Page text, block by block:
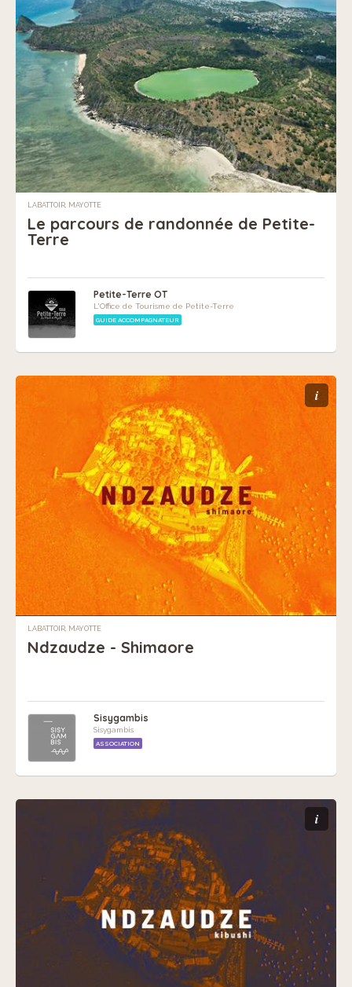
LABATTOIR, MAYOTTE
Le parcours de randonnée de Petite-
Terre
Petite-Terre OT
L'Office de Tourisme de Petite-Terre
GUIDE ACCOMPAGNATEUR
i
LABATTOIR, MAYOTTE
Ndzaudze - Shimaore
Sisygambis
Sisygambis
ASSOCIATION
i